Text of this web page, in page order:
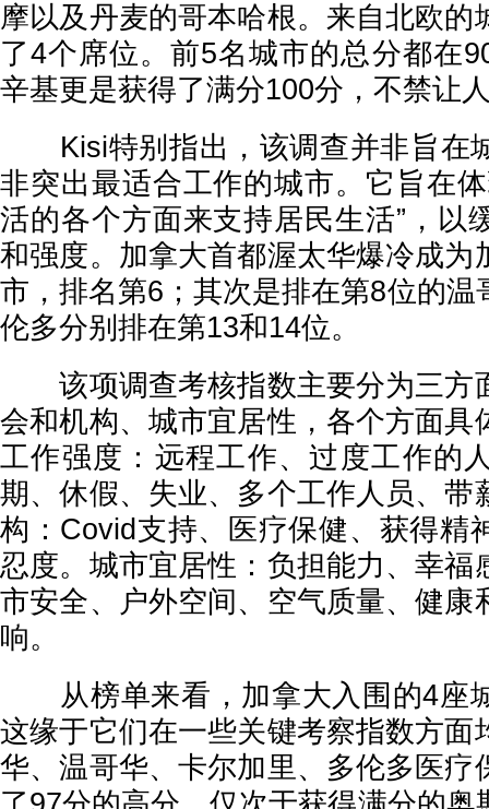
摩以及丹麦的哥本哈根。来自北欧的
了4个席位。前5名城市的总分都在
辛基更是获得了满分100分，不禁让
Kisi特别指出，该调查并非旨在
非突出最适合工作的城市。它旨在
活的各个方面来支持居民生活”，以
和强度。加拿大首都渥太华爆冷成为
市，排名第6；其次是排在第8位的温
伦多分别排在第13和14位。
该项调查考核指数主要分为三方
会和机构、城市宜居性，各个方面具
工作强度：远程工作、过度工作的
期、休假、失业、多个工作人员、带
构：Covid支持、医疗保健、获得精
忍度。城市宜居性：负担能力、幸福
市安全、户外空间、空气质量、健康
响。
从榜单来看，加拿大入围的4座
这缘于它们在一些关键考察指数方面
华、温哥华、卡尔加里、多伦多医疗